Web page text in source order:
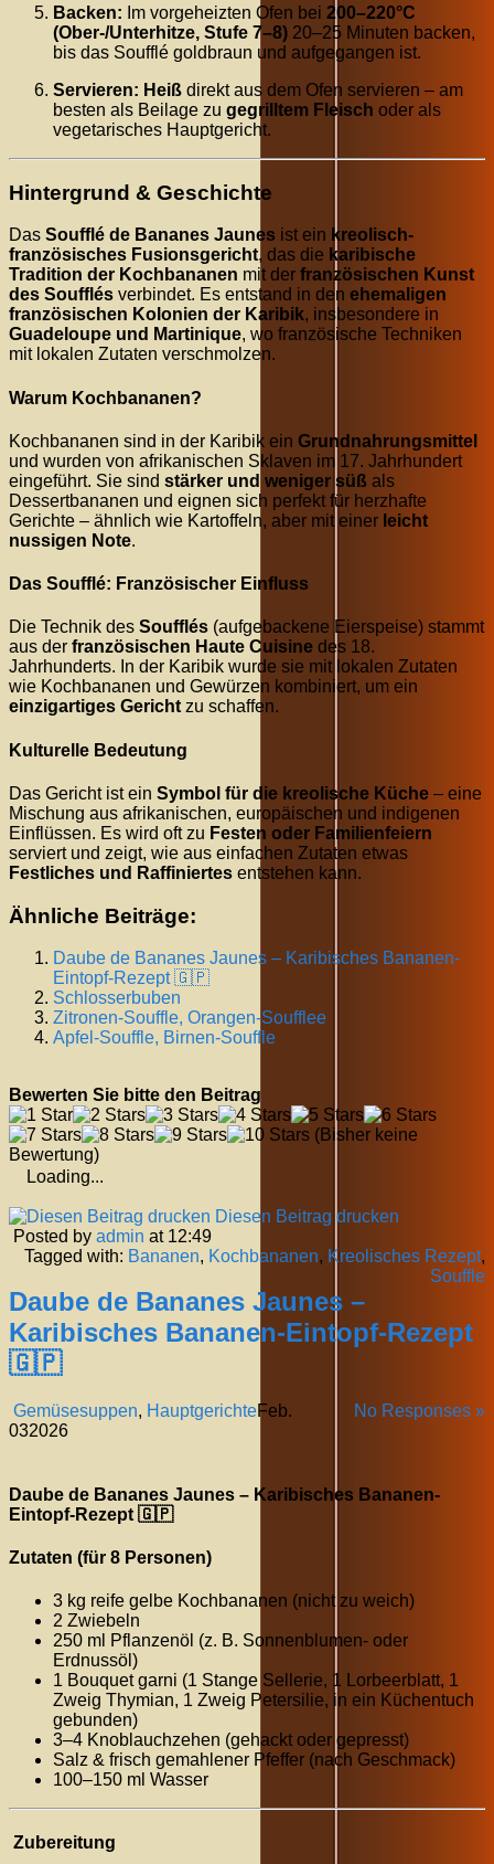
Backen: Im vorgeheizten Ofen bei 200–220°C
(Ober-/Unterhitze, Stufe 7–8) 20–25 Minuten backen,
bis das Soufflé goldbraun und aufgegangen ist.
Servieren: Heiß direkt aus dem Ofen servieren – am
besten als Beilage zu gegrilltem Fleisch oder als
vegetarisches Hauptgericht.
Hintergrund & Geschichte
Das Soufflé de Bananes Jaunes ist ein kreolisch-
französisches Fusionsgericht, das die karibische
Tradition der Kochbananen mit der französischen Kunst
des Soufflés verbindet. Es entstand in den ehemaligen
französischen Kolonien der Karibik, insbesondere in
Guadeloupe und Martinique, wo französische Techniken
mit lokalen Zutaten verschmolzen.
Warum Kochbananen?
Kochbananen sind in der Karibik ein Grundnahrungsmittel
und wurden von afrikanischen Sklaven im 17. Jahrhundert
eingeführt. Sie sind stärker und weniger süß als
Dessertbananen und eignen sich perfekt für herzhafte
Gerichte – ähnlich wie Kartoffeln, aber mit einer leicht
nussigen Note.
Das Soufflé: Französischer Einfluss
Die Technik des Soufflés (aufgebackene Eierspeise) stammt
aus der französischen Haute Cuisine des 18.
Jahrhunderts. In der Karibik wurde sie mit lokalen Zutaten
wie Kochbananen und Gewürzen kombiniert, um ein
einzigartiges Gerichtzu schaffen.
Kulturelle Bedeutung
Das Gericht ist ein Symbol für die kreolische Küche – eine
Mischung aus afrikanischen, europäischen und indigenen
Einflüssen. Es wird oft zu Festen oder Familienfeiern
serviert und zeigt, wie aus einfachen Zutaten etwas
Festliches und Raffiniertes entstehen kann.
Ähnliche Beiträge:
Daube de Bananes Jaunes – Karibisches Bananen-
Eintopf-Rezept 🇬🇵
Schlosserbuben
Zitronen-Souffle, Orangen-Soufflee
Apfel-Souffle, Birnen-Souffle
Bewerten Sie bitte den Beitrag
(Bisher keine
Bewertung)
Loading...
Diesen Beitrag drucken
Posted by admin at 12:49
Tagged with: Bananen, Kochbananen, Kreolisches Rezept,
Souffle
Daube de Bananes Jaunes –
Karibisches Bananen-Eintopf-Rezept
🇬🇵
Gemüsesuppen, Hauptgerichte No Responses »
Feb.
032026
Daube de Bananes Jaunes – Karibisches Bananen-
Eintopf-Rezept 🇬🇵
Zutaten (für 8 Personen)
3 kg reife gelbe Kochbananen (nicht zu weich)
2 Zwiebeln
250 ml Pflanzenöl (z. B. Sonnenblumen- oder
Erdnussöl)
1 Bouquet garni (1 Stange Sellerie, 1 Lorbeerblatt, 1
Zweig Thymian, 1 Zweig Petersilie, in ein Küchentuch
gebunden)
3–4 Knoblauchzehen (gehackt oder gepresst)
Salz & frisch gemahlener Pfeffer (nach Geschmack)
100–150 ml Wasser
Zubereitung